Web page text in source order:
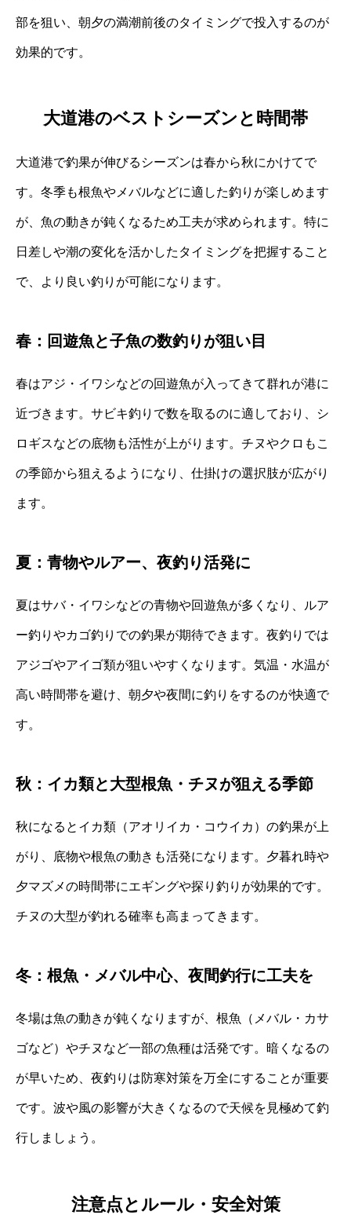
部を狙い、朝夕の満潮前後のタイミングで投入するのが
効果的です。
大道港のベストシーズンと時間帯
大道港で釣果が伸びるシーズンは春から秋にかけてで
す。冬季も根魚やメバルなどに適した釣りが楽しめます
が、魚の動きが鈍くなるため工夫が求められます。特に
日差しや潮の変化を活かしたタイミングを把握すること
で、より良い釣りが可能になります。
春：回遊魚と子魚の数釣りが狙い目
春はアジ・イワシなどの回遊魚が入ってきて群れが港に
近づきます。サビキ釣りで数を取るのに適しており、シ
ロギスなどの底物も活性が上がります。チヌやクロもこ
の季節から狙えるようになり、仕掛けの選択肢が広がり
ます。
夏：青物やルアー、夜釣り活発に
夏はサバ・イワシなどの青物や回遊魚が多くなり、ルア
ー釣りやカゴ釣りでの釣果が期待できます。夜釣りでは
アジゴやアイゴ類が狙いやすくなります。気温・水温が
高い時間帯を避け、朝夕や夜間に釣りをするのが快適で
す。
秋：イカ類と大型根魚・チヌが狙える季節
秋になるとイカ類（アオリイカ・コウイカ）の釣果が上
がり、底物や根魚の動きも活発になります。夕暮れ時や
夕マズメの時間帯にエギングや探り釣りが効果的です。
チヌの大型が釣れる確率も高まってきます。
冬：根魚・メバル中心、夜間釣行に工夫を
冬場は魚の動きが鈍くなりますが、根魚（メバル・カサ
ゴなど）やチヌなど一部の魚種は活発です。暗くなるの
が早いため、夜釣りは防寒対策を万全にすることが重要
です。波や風の影響が大きくなるので天候を見極めて釣
行しましょう。
注意点とルール・安全対策